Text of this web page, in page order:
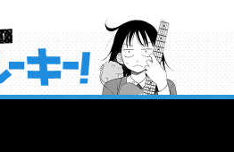
み放題！ ジャンプルーキー！